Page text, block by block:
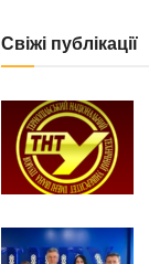
Свіжі публікації